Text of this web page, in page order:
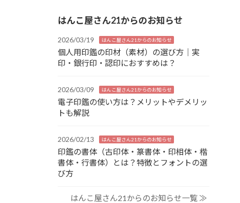
はんこ屋さん21からのお知らせ
2026/03/19 はんこ屋さん21からのお知らせ
個人用印鑑の印材（素材）の選び方｜実
印・銀行印・認印におすすめは？
2026/03/09 はんこ屋さん21からのお知らせ
電子印鑑の使い方は？メリットやデメリッ
トも解説
2026/02/13 はんこ屋さん21からのお知らせ
印鑑の書体（古印体・篆書体・印相体・楷
書体・行書体）とは？特徴とフォントの選
び方
はんこ屋さん21からのお知らせ一覧 ≫